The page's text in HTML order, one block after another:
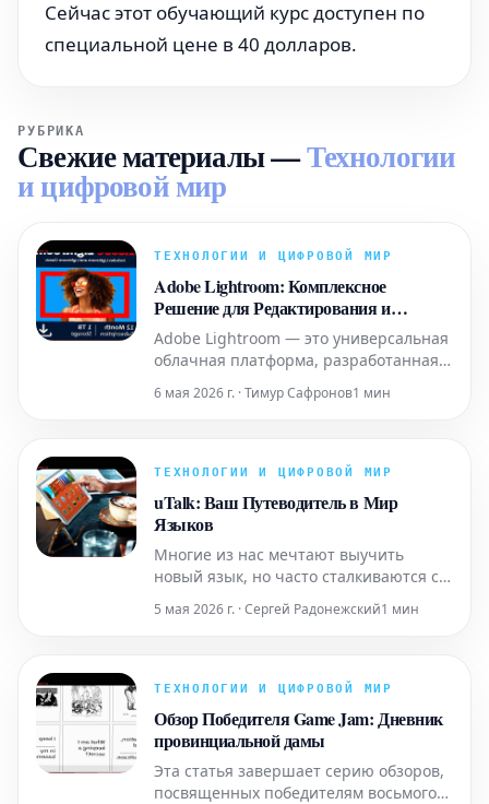
Сейчас этот обучающий курс доступен по
специальной цене в 40 долларов.
РУБРИКА
Свежие материалы—Технологии
и цифровой мир
ТЕХНОЛОГИИ И ЦИФРОВОЙ МИР
Adobe Lightroom: Комплексное
Решение для Редактирования и
Организации Фотографий
Adobe Lightroom — это универсальная
облачная платформа, разработанная
квалификации, предлагающая
изображений. Благодаря интуитивно
расширенным функциям, она
позволяет пользователям созд
6 мая 2026 г. · Тимур Сафронов1 мин
ТЕХНОЛОГИИ И ЦИФРОВОЙ МИР
uTalk: Ваш Путеводитель в Мир
Языков
Многие из нас мечтают выучить
новый язык, но часто сталкиваются с
методы обучения могут быть
эффективное решение: вы сможете
фразы, замечая результат почти сразу.
Эта пла
5 мая 2026 г. · Сергей Радонежский1 мин
ТЕХНОЛОГИИ И ЦИФРОВОЙ МИР
Обзор Победителя Game Jam: Дневник
провинциальной дамы
Эта статья завершает серию обзоров,
посвященных победителям восьмого